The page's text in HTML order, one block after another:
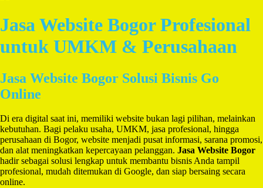
Jasa Website Bogor Profesional
untuk UMKM & Perusahaan
Jasa Website Bogor Solusi Bisnis Go
Online
Di era digital saat ini, memiliki website bukan lagi pilihan, melainkan
kebutuhan. Bagi pelaku usaha, UMKM, jasa profesional, hingga
perusahaan di Bogor, website menjadi pusat informasi, sarana promosi,
dan alat meningkatkan kepercayaan pelanggan. Jasa Website Bogor
hadir sebagai solusi lengkap untuk membantu bisnis Anda tampil
profesional, mudah ditemukan di Google, dan siap bersaing secara
online.